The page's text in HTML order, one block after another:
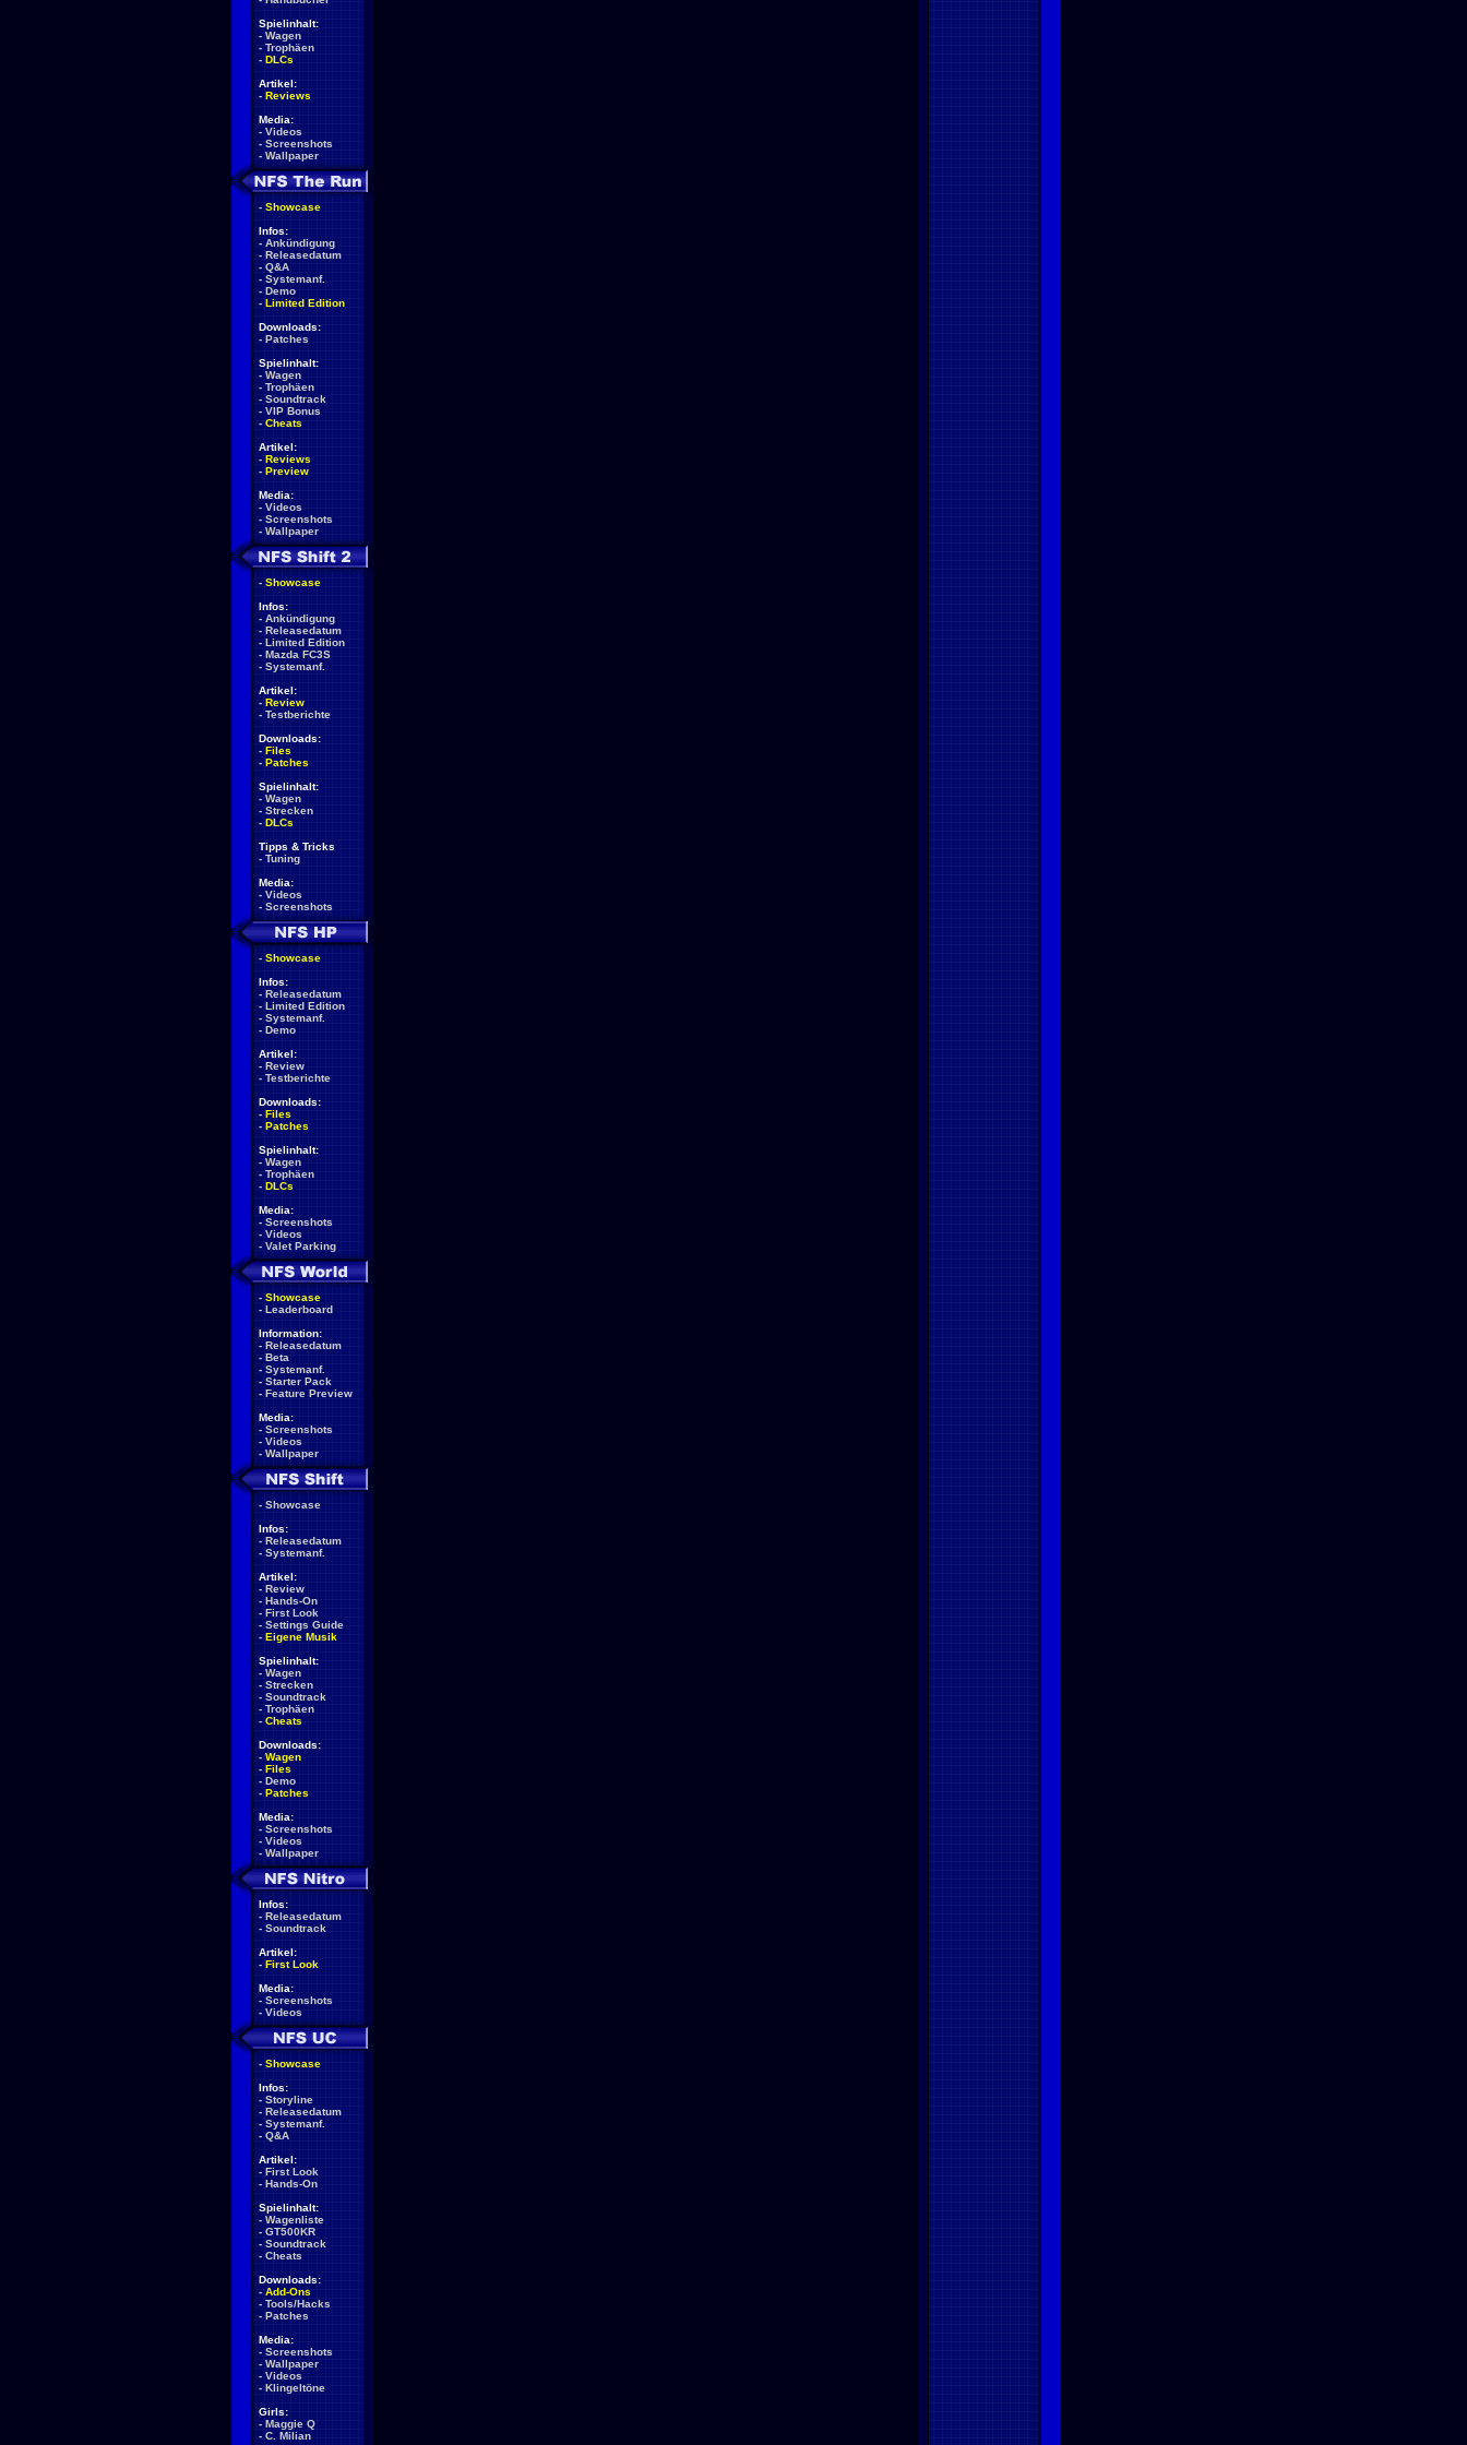
Spielinhalt:
- Wagen
- Trophäen
- DLCs
Artikel:
- Reviews
Media:
- Videos
- Screenshots
- Wallpaper
- Showcase
Infos:
- Ankündigung
- Releasedatum
- Q&A
- Systemanf.
- Demo
- Limited Edition
Downloads:
- Patches
Spielinhalt:
- Wagen
- Trophäen
- Soundtrack
- VIP Bonus
- Cheats
Artikel:
- Reviews
- Preview
Media:
- Videos
- Screenshots
- Wallpaper
- Showcase
Infos:
- Ankündigung
- Releasedatum
- Limited Edition
- Mazda FC3S
- Systemanf.
Artikel:
- Review
- Testberichte
Downloads:
- Files
- Patches
Spielinhalt:
- Wagen
- Strecken
- DLCs
Tipps & Tricks
- Tuning
Media:
- Videos
- Screenshots
- Showcase
Infos:
- Releasedatum
- Limited Edition
- Systemanf.
- Demo
Artikel:
- Review
- Testberichte
Downloads:
- Files
- Patches
Spielinhalt:
- Wagen
- Trophäen
- DLCs
Media:
- Screenshots
- Videos
- Valet Parking
- Showcase
- Leaderboard
Information:
- Releasedatum
- Beta
- Systemanf.
- Starter Pack
- Feature Preview
Media:
- Screenshots
- Videos
- Wallpaper
- Showcase
Infos:
- Releasedatum
- Systemanf.
Artikel:
- Review
- Hands-On
- First Look
- Settings Guide
- Eigene Musik
Spielinhalt:
- Wagen
- Strecken
- Soundtrack
- Trophäen
- Cheats
Downloads:
- Wagen
- Files
- Demo
- Patches
Media:
- Screenshots
- Videos
- Wallpaper
Infos:
- Releasedatum
- Soundtrack
Artikel:
- First Look
Media:
- Screenshots
- Videos
- Showcase
Infos:
- Storyline
- Releasedatum
- Systemanf.
- Q&A
Artikel:
- First Look
- Hands-On
Spielinhalt:
- Wagenliste
- GT500KR
- Soundtrack
- Cheats
Downloads:
- Add-Ons
- Tools/Hacks
- Patches
Media:
- Screenshots
- Wallpaper
- Videos
- Klingeltöne
Girls:
- Maggie Q
- C. Milian